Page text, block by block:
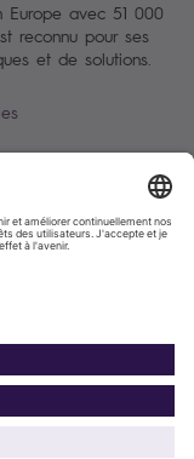
Europe avec 51 000
reconnu pour ses
et de solutions.
d'identité